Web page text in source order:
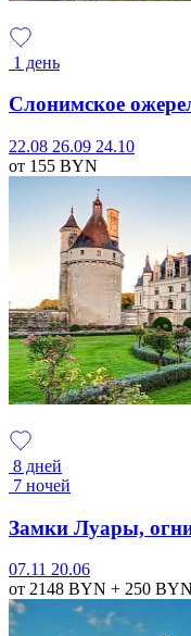
1 день
Слонимское
22.08 26.09 24.10
от 155 BYN
8 дней
7 ночей
Замки Луары,
07.11 20.06
от 2148 BYN + 250 BYN